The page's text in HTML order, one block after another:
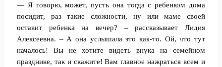
— Я говорю, может, пусть она тогда с ребенком дома
посидит, раз такие сложности, ну или маме своей
оставит ребенка на вечер? – рассказывает Лидия
Алексеевна. – А она услышала это как-то. Ой, что тут
началось! Вы не хотите видеть внука на семейном
празднике, так и скажите! Вам главное нажраться всем и